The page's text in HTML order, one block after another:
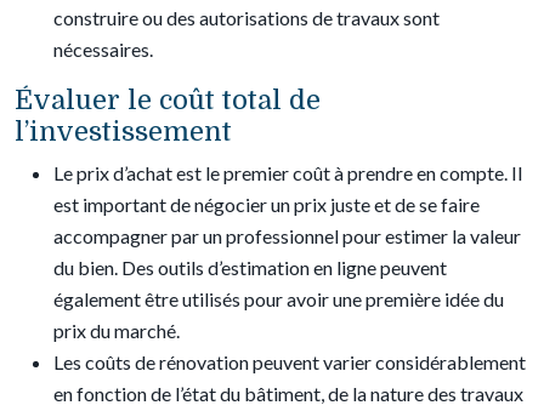
construire ou des autorisations de travaux sont
nécessaires.
Évaluer le coût total de
l’investissement
Le prix d’achat est le premier coût à prendre en compte. Il
est important de négocier un prix juste et de se faire
accompagner par un professionnel pour estimer la valeur
du bien. Des outils d’estimation en ligne peuvent
également être utilisés pour avoir une première idée du
prix du marché.
Les coûts de rénovation peuvent varier considérablement
en fonction de l’état du bâtiment, de la nature des travaux